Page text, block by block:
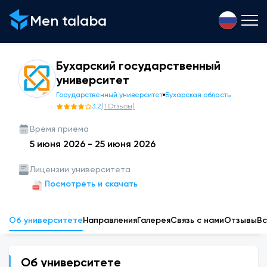
Men talaba
Бухарский государственный
университет
Государственный университет Бухарская область
3.2(1 Отзывы)
Время приема
5 июня 2026 - 25 июня 2026
Лицензии университета
Посмотреть и скачать
Об университете НаправленияГалереяСвязь с намиОтзывы
Об университете